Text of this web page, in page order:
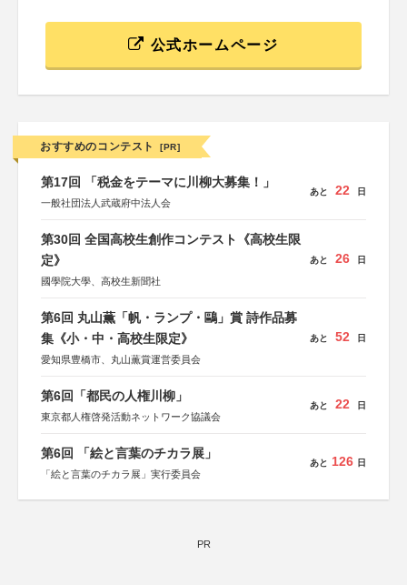
公式ホームページ
おすすめのコンテスト [PR]
第17回 「税金をテーマに川柳大募集！」
一般社団法人武蔵府中法人会
あと 22 日
第30回 全国高校生創作コンテスト《高校生限
定》
國學院大學、高校生新聞社
あと 26 日
第6回 丸山薫「帆・ランプ・鷗」賞 詩作品募
集《小・中・高校生限定》
愛知県豊橋市、丸山薫賞運営委員会
あと 52 日
第6回「都民の人権川柳」
東京都人権啓発活動ネットワーク協議会
あと 22 日
第6回 「絵と言葉のチカラ展」
「絵と言葉のチカラ展」実行委員会
あと 126 日
PR